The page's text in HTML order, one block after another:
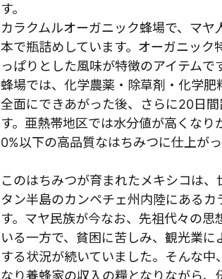
す。
カラクムルオーガニック蜂場で、マ
本で瓶詰めしています。オーガニッ
っぱりとした風味が特徴のアイテムです
蜂場では、化学農薬・除草剤・化学
全面にできあがった後、さらに20日
す。亜熱帯地区では水分値が高くな
0%以下の高品質なはちみつに仕上がっ
このはちみつが育まれたメキシコは
タン半島のカンペチェ州内陸にある
す。マヤ民族が今なお、先祖代々の
いる一方で、貧困に苦しみ、観光業
する状況が続いていました。そんな
なり養蜂家の収入の糧となりながら、